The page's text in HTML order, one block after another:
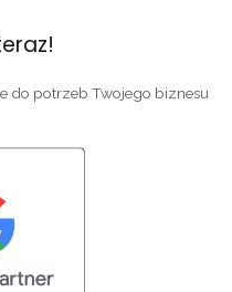
do potrzeb Twojego biznesu